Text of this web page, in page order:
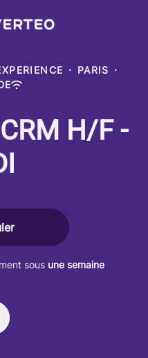
· PARIS ·
H/F -
sous une semaine